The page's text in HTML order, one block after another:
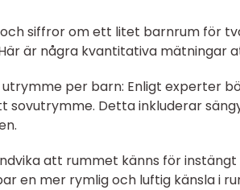
siffror om ett litet barnrum för
är några kvantitativa mätningar
per barn: Enligt experter
sovutrymme. Detta inkluderar
att rummet känns för
en mer rymlig och luftig känsla i